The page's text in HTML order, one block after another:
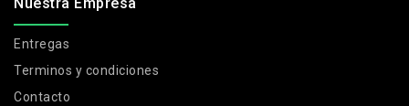
Nuestra Empresa
Entregas
Terminos y condiciones
Contacto